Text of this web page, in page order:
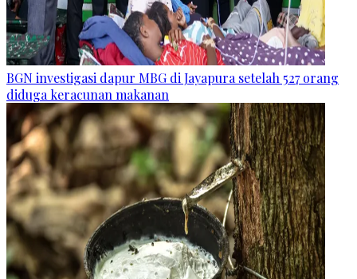
BGN investigasi dapur MBG di Jayapura setelah 527 orang
diduga keracunan makanan